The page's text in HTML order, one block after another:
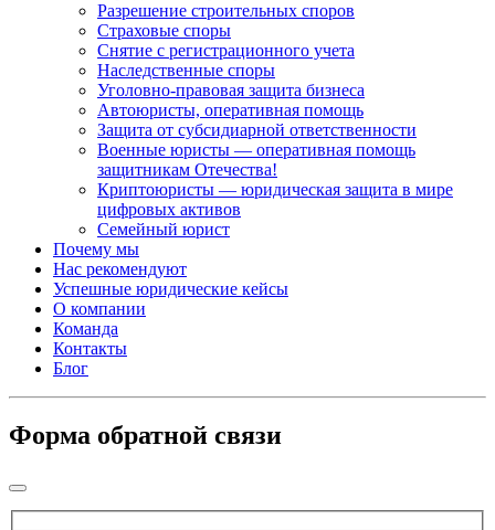
Разрешение строительных споров
Страховые споры
Снятие с регистрационного учета
Наследственные споры
Уголовно-правовая защита бизнеса
Автоюристы, оперативная помощь
Защита от субсидиарной ответственности
Военные юристы — оперативная помощь
защитникам Отечества!
Криптоюристы — юридическая защита в мире
цифровых активов
Семейный юрист
Почему мы
Нас рекомендуют
Успешные юридические кейсы
О компании
Команда
Контакты
Блог
Форма обратной связи